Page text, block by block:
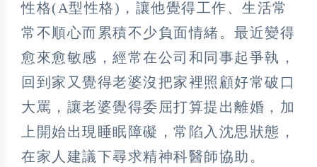
性格(A型性格)，讓他覺得工作、生活常
常不順心而累積不少負面情緒。最近變得
愈來愈敏感，經常在公司和同事起爭執，
回到家又覺得老婆沒把家裡照顧好常破口
大罵，讓老婆覺得委屈打算提出離婚，加
上開始出現睡眠障礙，常陷入沈思狀態，
在家人建議下尋求精神科醫師協助。